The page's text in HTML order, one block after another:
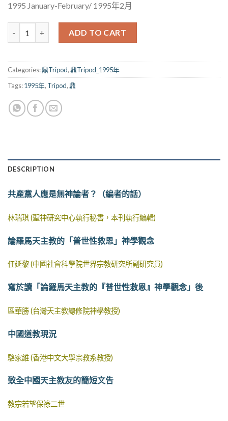
1995 January-February/ 1995年2月
ADD TO CART
Categories:鼎Tripod,鼎Tripod_1995年
Tags:1995年, Tripod,鼎
DESCRIPTION
共產黨人應是無神論者？（編者的話）
林瑞琪 (聖神研究中心執行秘書，本刊執行編輯)
論羅馬天主教的「普世性救恩」神學觀念
任延黎 (中國社會科學院世界宗教研究所副研究員)
寫於讀「論羅馬天主教的『普世性救恩』神學觀念」後
區華勝 (台灣天主教總修院神學教授)
中國道教現況
駱家維 (香港中文大學宗教系教授)
致全中國天主教友的簡短文告
教宗若望保祿二世